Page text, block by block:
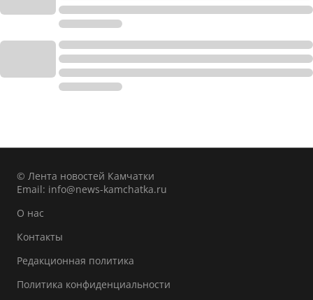
© Лента новостей Камчатки
Email: info@news-kamchatka.ru
О нас
Контакты
Редакционная политика
Политика конфиденциальности